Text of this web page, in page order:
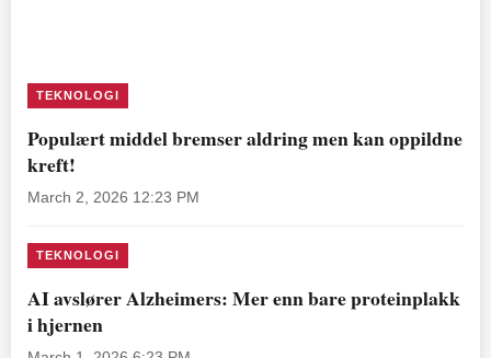
TEKNOLOGI
Populært middel bremser aldring men kan oppildne
kreft!
March 2, 2026 12:23 PM
TEKNOLOGI
AI avslører Alzheimers: Mer enn bare proteinplakk
i hjernen